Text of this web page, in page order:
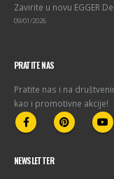
Zavirite u novu EGGER
09/01/2026
PRATITE NAS
Pratite nas i na
kao i promotivne akcije!
NEWSLETTER